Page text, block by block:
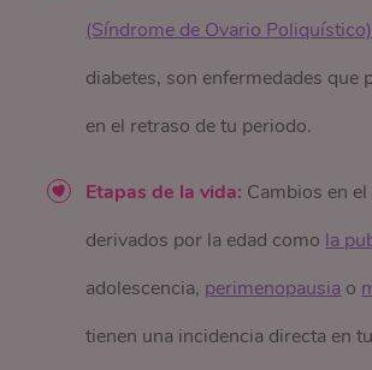
(Síndrome de Ovario Poliquístico)
diabetes, son enfermedades que
en el retraso de tu periodo.
Etapas de la vida: Cambios en
derivados por la edad como la
adolescencia, perimenopausia o
tienen una incidencia directa en